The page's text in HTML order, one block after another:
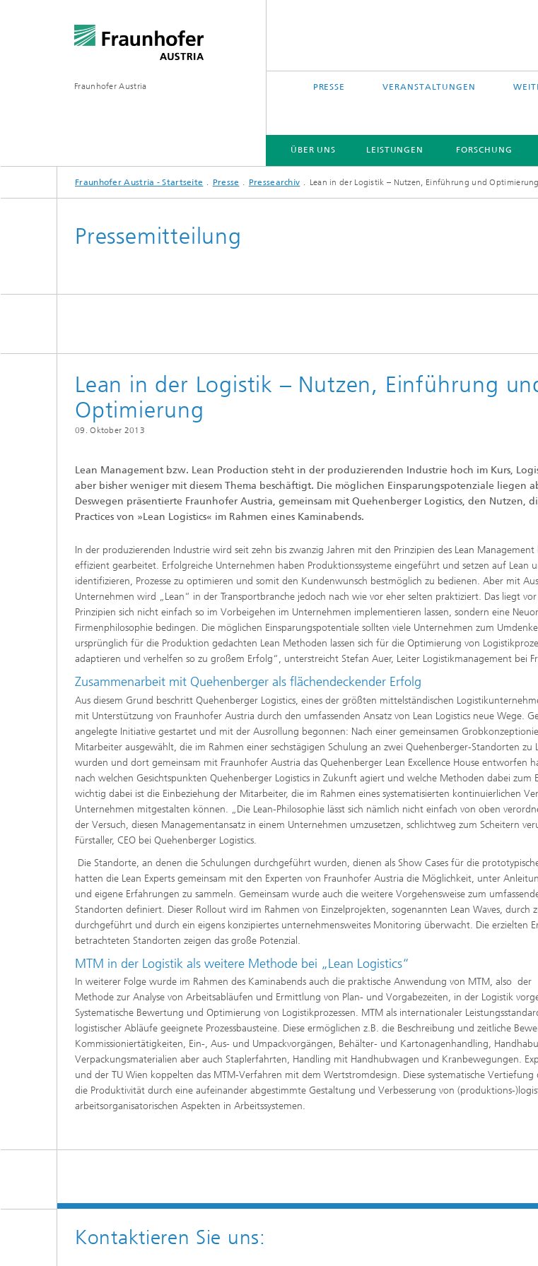
Fraunhofer Austria PRESSE VERANSTALTUNGEN
ÜBER UNS LEISTUNGEN FORSCHUNG
Fraunhofer Austria - Startseite Presse Pressearchiv Lean in der Logistik – Nutzen, Einführung und Optimierung
Pressemitteilung
Lean in der Logistik – Nutzen, Einführung
Optimierung
09. Oktober 2013
Lean Management bzw. Lean Production steht in der produzierenden Industrie hoch im Kurs,
aber bisher weniger mit diesem Thema beschäftigt. Die möglichen Einsparungspotenziale liegen
Deswegen präsentierte Fraunhofer Austria, gemeinsam mit Quehenberger Logistics, den Nutzen,
Practices von »Lean Logistics« im Rahmen eines Kaminabends.
In der produzierenden Industrie wird seit zehn bis zwanzig Jahren mit den Prinzipien des Lean
effizient gearbeitet. Erfolgreiche Unternehmen haben Produktionssysteme eingeführt und setzen auf Lean
identifizieren, Prozesse zu optimieren und somit den Kundenwunsch bestmöglich zu bedienen. Aber mit
Unternehmen wird „Lean“ in der Transportbranche jedoch nach wie vor eher selten praktiziert. Das liegt vor
Prinzipien sich nicht einfach so im Vorbeigehen im Unter­nehmen implementieren lassen, sondern eine
Firmenphilosophie bedingen. Die möglichen Einsparungspotentiale sollten viele Unternehmen zum
ursprünglich für die Produktion gedachten Lean Methoden lassen sich für die Optimierung von
adaptieren und verhelfen so zu großem Erfolg“, unterstreicht Stefan Auer, Leiter Logistikmanagement bei
Zusammenarbeit mit Quehenberger als flächendeckender Erfolg
Aus diesem Grund beschritt Quehenberger Logistics, eines der größten mittelständischen
mit Unterstützung von Fraunhofer Austria durch den umfassenden Ansatz von Lean Logistics neue Wege.
angelegte Initiative gestartet und mit der Ausrollung begonnen: Nach einer gemeinsamen
Mitarbeiter ausgewählt, die im Rahmen einer sechstägigen Schulung an zwei Quehenberger-Standorten zu
wurden und dort gemeinsam mit Fraunhofer Austria das Quehenberger Lean Excellence House entworfen
nach welchen Gesichtspunkten Quehenberger Logistics in Zukunft agiert und welche Methoden dabei zum
wichtig dabei ist die Einbeziehung der Mitarbeiter, die im Rahmen eines systematisierten kontinuierlichen
Unternehmen mitgestalten können. „Die Lean-Philosophie lässt sich nämlich nicht einfach von oben
der Versuch, diesen Managementansatz in einem Unternehmen umzusetzen, schlichtweg zum Scheitern
Fürstaller, CEO bei Quehenberger Logistics.
Die Standorte, an denen die Schulungen durchgeführt wurden, dienen als Show Cases für die
hatten die Lean Experts gemeinsam mit den Experten von Fraunhofer Austria die Möglichkeit, unter
und eigene Erfahrungen zu sammeln. Gemeinsam wurde auch die weitere Vorgehensweise zum
Standorten definiert. Dieser Rollout wird im Rahmen von Einzelprojekten, sogenannten Lean Waves, durch
durchgeführt und durch ein eigens konzipiertes unternehmensweites Monitoring überwacht. Die erzielten
betrachteten Standorten zeigen das große Potenzial.
MTM in der Logistik als weitere Methode bei „Lean Logistics“
In weiterer Folge wurde im Rahmen des Kaminabends auch die praktische Anwendung von MTM, also der
Methode zur Analyse von Arbeitsabläufen und Ermittlung von Plan- und Vorgabezeiten, in der Logistik
Systematische Bewertung und Optimierung von Logistikprozessen. MTM als internationaler
logistischer Abläufe geeignete Prozessbausteine. Diese ermöglichen z.B. die Beschreibung und zeitliche
Kommissioniertätigkeiten, Ein-, Aus- und Umpackvorgängen, Behälter- und Kartonagenhandling,
Verpackungsmaterialien aber auch Staplerfahrten, Handling mit Handhubwagen und Kranbewegungen.
und der TU Wien koppelten das MTM-Verfahren mit dem Wertstromdesign. Diese systematische Vertiefung
die Produktivität durch eine aufeinander abgestimmte Gestaltung und Verbesserung von (produktions-
arbeitsorganisatorischen Aspekten in Arbeitssystemen.
Kontaktieren Sie uns: